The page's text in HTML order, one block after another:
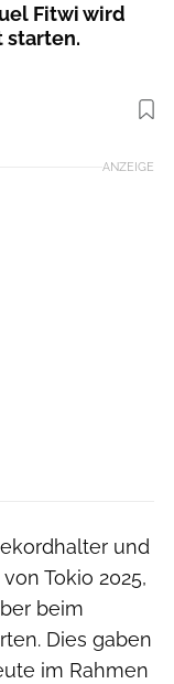
Fitwi wird
starten.
/ Andreas Arnold
ANZEIGE
und
Tokio 2025,
beim
Dies gaben
im Rahmen